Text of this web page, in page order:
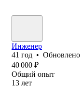
Инженер
41 год • Обновлено
40 000 ₽
Общий опыт
13 лет